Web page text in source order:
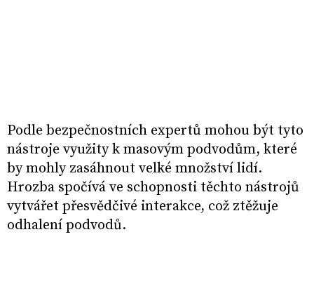
Podle bezpečnostních expertů mohou být tyto
nástroje využity k masovým podvodům, které
by mohly zasáhnout velké množství lidí.
Hrozba spočívá ve schopnosti těchto nástrojů
vytvářet přesvědčivé interakce, což ztěžuje
odhalení podvodů.